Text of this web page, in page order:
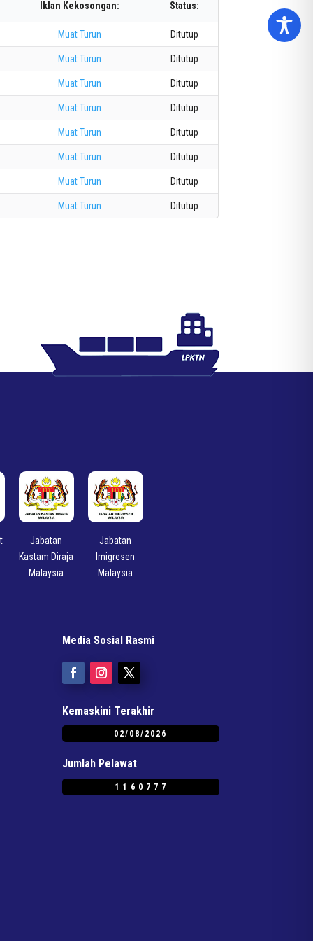
Iklan Kekosongan: Status:
Muat Turun Ditutup
Muat Turun Ditutup
Muat Turun Ditutup
Muat Turun Ditutup
Muat Turun Ditutup
Muat Turun Ditutup
Muat Turun Ditutup
Muat Turun Ditutup
Jabatan
Kastam Diraja
Malaysia
Jabatan
Imigresen
Malaysia
Media Sosial Rasmi
Kemaskini Terakhir
02/08/2026
Jumlah Pelawat
1160777